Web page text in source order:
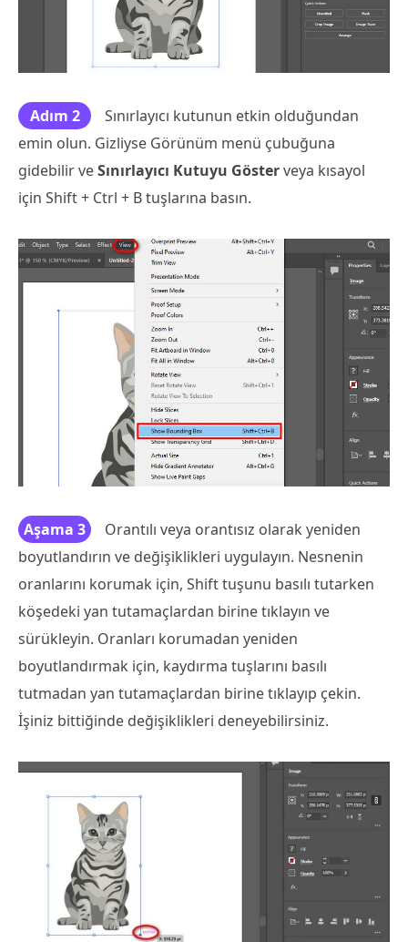
Adım 2
Sınırlayıcı kutunun etkin olduğundan
emin olun. Gizliyse Görünüm menü çubuğuna
gidebilir veSınırlayıcı Kutuyu Gösterveya kısayol
için Shift + Ctrl + B tuşlarına basın.
Aşama 3
Orantılı veya orantısız olarak yeniden
boyutlandırın ve değişiklikleri uygulayın. Nesnenin
oranlarını korumak için, Shift tuşunu basılı tutarken
köşedeki yan tutamaçlardan birine tıklayın ve
sürükleyin. Oranları korumadan yeniden
boyutlandırmak için, kaydırma tuşlarını basılı
tutmadan yan tutamaçlardan birine tıklayıp çekin.
İşiniz bittiğinde değişiklikleri deneyebilirsiniz.